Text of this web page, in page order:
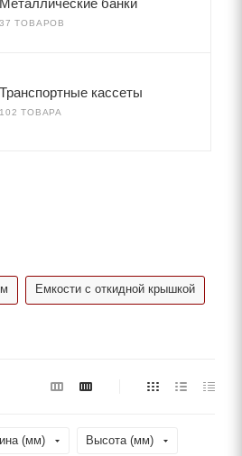
Металлические банки
37 ТОВАРОВ
Транспортные кассеты
102 ТОВАРА
Емкости с откидной крышкой
(мм) Высота (мм)